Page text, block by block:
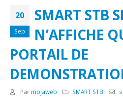
20
Sep
SMART STB
N’AFFICHE
PORTAIL DE
Par mojaweb SMART STB